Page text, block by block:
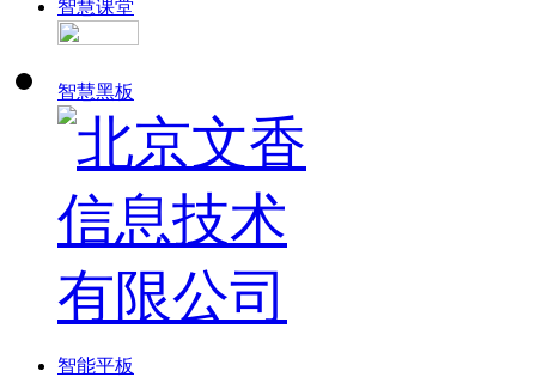
智慧课堂
智慧黑板
智能平板